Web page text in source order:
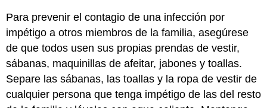
Para prevenir el contagio de una infección por
impétigo a otros miembros de la familia, asegúrese
de que todos usen sus propias prendas de vestir,
sábanas, maquinillas de afeitar, jabones y toallas.
Separe las sábanas, las toallas y la ropa de vestir de
cualquier persona que tenga impétigo de las del resto